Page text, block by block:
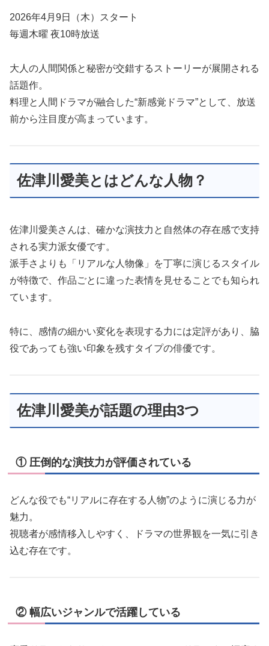
2026年4月9日（木）スタート
毎週木曜 夜10時放送
大人の人間関係と秘密が交錯するストーリーが展開される
話題作。
料理と人間ドラマが融合した“新感覚ドラマ”として、放送
前から注目度が高まっています。
佐津川愛美とはどんな人物？
佐津川愛美さんは、確かな演技力と自然体の存在感で支持
される実力派女優です。
派手さよりも「リアルな人物像」を丁寧に演じるスタイル
が特徴で、作品ごとに違った表情を見せることでも知られ
ています。
特に、感情の細かい変化を表現する力には定評があり、脇
役であっても強い印象を残すタイプの俳優です。
佐津川愛美が話題の理由3つ
① 圧倒的な演技力が評価されている
どんな役でも“リアルに存在する人物”のように演じる力が
魅力。
視聴者が感情移入しやすく、ドラマの世界観を一気に引き
込む存在です。
② 幅広いジャンルで活躍している